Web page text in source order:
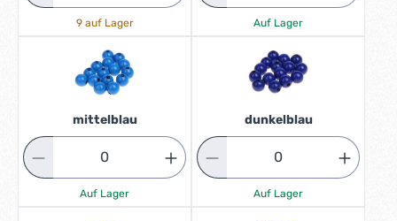
9 auf Lager Auf Lager
mittelblau
Auf Lager
dunkelblau
Auf Lager